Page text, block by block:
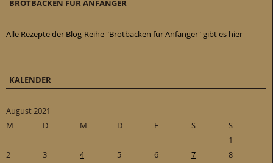
BROTBACKEN FÜR ANFÄNGER
Alle Rezepte der Blog-Reihe "Brotbacken für Anfänger" gibt es hier
KALENDER
August 2021
M
D M D F S
S
1
2
3 4 5 6 7
8